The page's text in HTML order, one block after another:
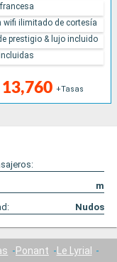
13,760 +Tasas
wifi ilimitado de cortesía
prestigio & lujo incluido
m
Nudos
Ponant
Le Lyrial